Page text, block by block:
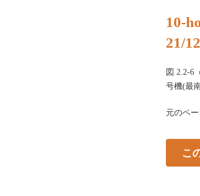
10-
21/
図 2.2-6
号機(最
元のペ
こ